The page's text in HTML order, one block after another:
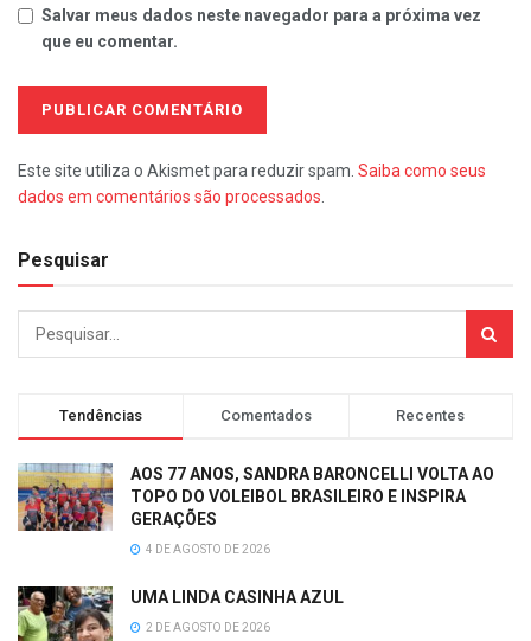
Salvar meus dados neste navegador para a próxima vez
que eu comentar.
Este site utiliza o Akismet para reduzir spam. Saiba como seus
dados em comentários são processados.
Pesquisar
Tendências Comentados Recentes
AOS 77 ANOS, SANDRA BARONCELLI VOLTA AO
TOPO DO VOLEIBOL BRASILEIRO E INSPIRA
GERAÇÕES
4 DE AGOSTO DE 2026
UMA LINDA CASINHA AZUL
2 DE AGOSTO DE 2026